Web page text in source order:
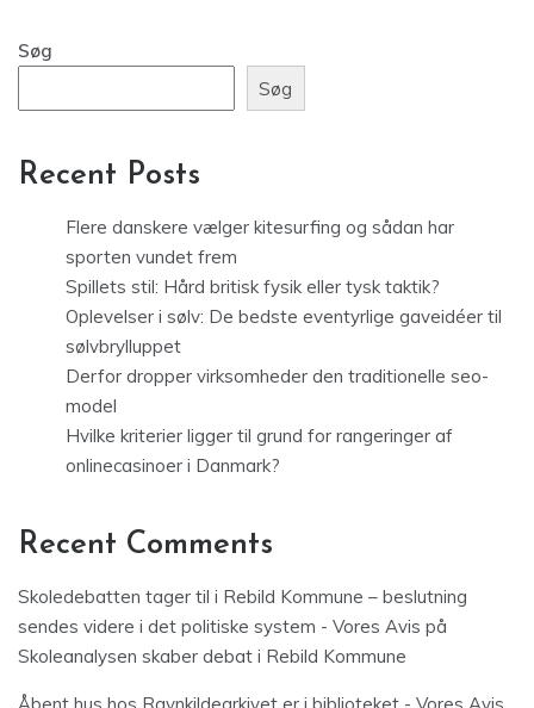
Søg
Søg
Recent Posts
Flere danskere vælger kitesurfing og sådan har
sporten vundet frem
Spillets stil: Hård britisk fysik eller tysk taktik?
Oplevelser i sølv: De bedste eventyrlige gaveidéer til
sølvbrylluppet
Derfor dropper virksomheder den traditionelle seo-
model
Hvilke kriterier ligger til grund for rangeringer af
onlinecasinoer i Danmark?
Recent Comments
Skoledebatten tager til i Rebild Kommune – beslutning
sendes videre i det politiske system - Vores Avis på
Skoleanalysen skaber debat i Rebild Kommune